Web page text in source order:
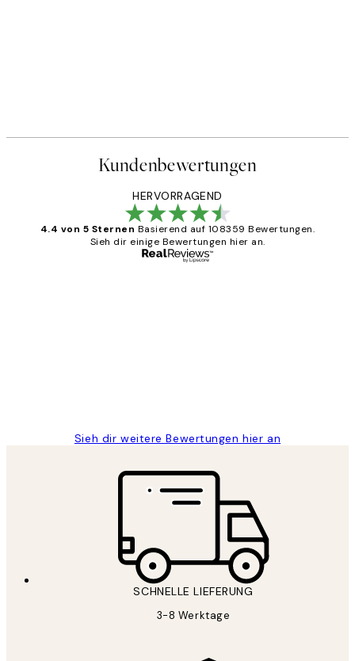
Kundenbewertungen
HERVORRAGEND
4.4 von 5 Sternen Basierend auf 108359 Bewertungen.
Sieh dir einige Bewertungen hier an.
Sieh dir weitere Bewertungen hier an
SCHNELLE LIEFERUNG
3-8 Werktage